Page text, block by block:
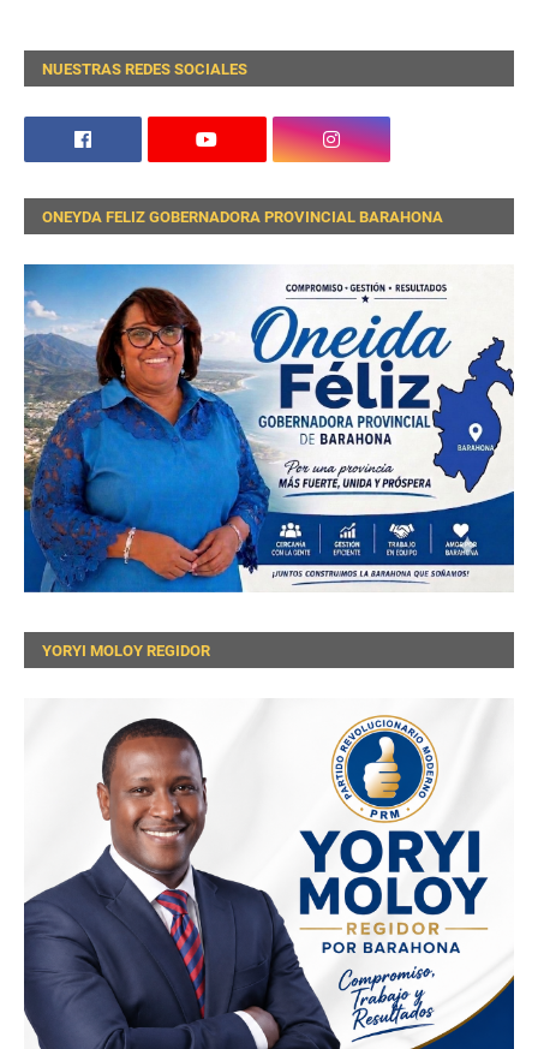
NUESTRAS REDES SOCIALES
ONEYDA FELIZ GOBERNADORA PROVINCIAL BARAHONA
YORYI MOLOY REGIDOR